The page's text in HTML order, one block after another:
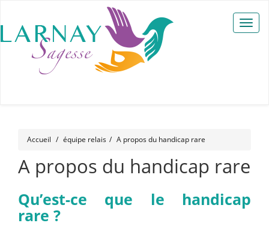
Toggle
Accueil équipe relais A propos du handicap rare
A propos du handicap rare
Qu’est-ce que le handicap
rare ?